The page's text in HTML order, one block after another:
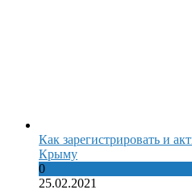
Как зарегистрировать и
Крыму
0
25.02.2021